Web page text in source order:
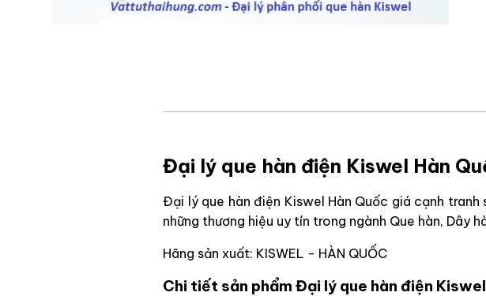
Đại lý que hàn điện Kiswel Hàn
Đại lý que hàn điện Kiswel Hàn Quốc giá cạnh
những thương hiệu uy tín trong ngành Que hàn, Dây
Hãng sản xuất: KISWEL - HÀN QUỐC
Chi tiết sản phẩm Đại lý que hàn điện